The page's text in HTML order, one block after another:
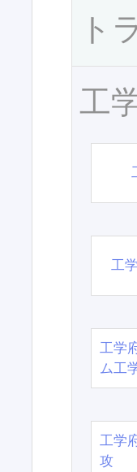
ト
工
工
工学
ム工
工学
攻